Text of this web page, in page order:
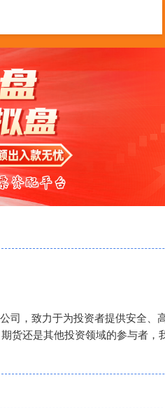
，致力于为投资者提供安全
还是其他投资领域的参与者